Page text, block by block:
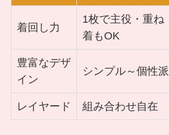
着回し力
1枚で主役・重ね
着もOK
豊富なデザ
イン
シンプル～個性派
レイヤード 組み合わせ自在